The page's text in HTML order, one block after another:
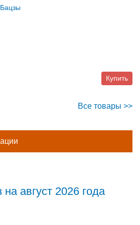
Купить
Все товары >>
на август 2026 года